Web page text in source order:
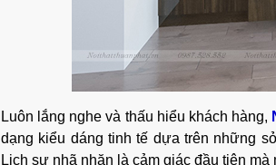
Luôn lắng nghe và thấu hiểu khách hàng,
dạng kiểu dáng tinh tế dựa trên những
Lịch sự nhã nhặn là cảm giác đầu tiên mà